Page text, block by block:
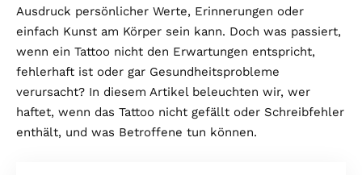
Ausdruck persönlicher Werte, Erinnerungen oder
einfach Kunst am Körper sein kann. Doch was passiert,
wenn ein Tattoo nicht den Erwartungen entspricht,
fehlerhaft ist oder gar Gesundheitsprobleme
verursacht? In diesem Artikel beleuchten wir, wer
haftet, wenn das Tattoo nicht gefällt oder Schreibfehler
enthält, und was Betroffene tun können.